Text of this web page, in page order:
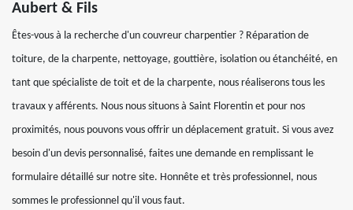
Aubert & Fils
Êtes-vous à la recherche d'un couvreur charpentier ? Réparation de
toiture, de la charpente, nettoyage, gouttière, isolation ou étanchéité, en
tant que spécialiste de toit et de la charpente, nous réaliserons tous les
travaux y afférents. Nous nous situons à Saint Florentin et pour nos
proximités, nous pouvons vous offrir un déplacement gratuit. Si vous avez
besoin d'un devis personnalisé, faites une demande en remplissant le
formulaire détaillé sur notre site. Honnête et très professionnel, nous
sommes le professionnel qu'il vous faut.